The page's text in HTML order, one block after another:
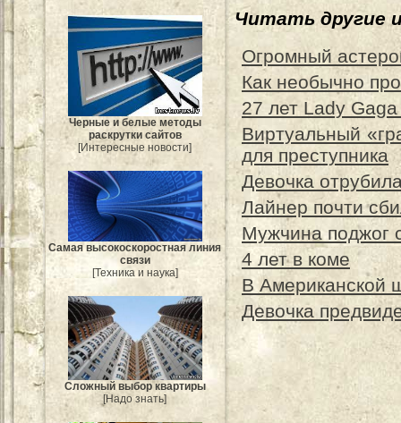
Черные и белые методы
раскрутки сайтов
[Интересные новости]
Самая высокоскоростная линия
связи
[Техника и наука]
Сложный выбор квартиры
[Надо знать]
Читать другие
Огромный
Как необычно
27 лет Lady
Виртуальный
для преступника
Девочка
Лайнер почти
Мужчина поджог
4 лет в коме
В Американской
Девочка